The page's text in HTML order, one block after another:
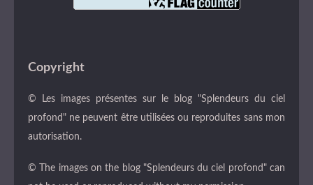
Copyright
© Les images présentes sur le blog "Splendeurs du ciel
profond" ne peuvent être utilisées ou reproduites sans mon
autorisation.
© The images on the blog "Splendeurs du ciel profond" can